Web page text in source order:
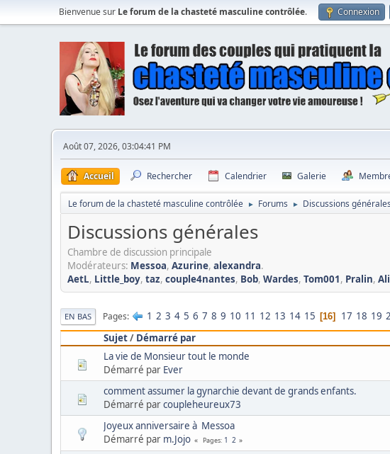
Bienvenue sur Le forum de la chasteté masculine contrôlée. Connexion
Août 07, 2026, 03:04:41 PM
Accueil Rechercher Calendrier Galerie
Le forum de la chasteté masculine contrôlée ► Forums ► Discussions générales
Discussions générales
Chambre de discussion principale
Modérateurs: Messoa, Azurine, alexandra.
AetL, Little_boy, taz, couple4nantes, Bob, Wardes, Tom001, Pralin,
EN BAS Pages 1 2 3 4 5 6 7 8 9 10 11 12 13 14 15 16 17 18 19
Sujet/ Démarré par
La vie de Monsieur tout le monde
Démarré par Ever
comment assumer la gynarchie devant de grands enfants.
Démarré parcoupleheureux73
Joyeux anniversaire à Messoa
Démarré par m.Jojo Pages 1 2